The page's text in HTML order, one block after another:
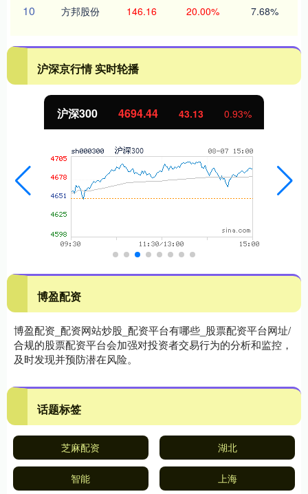
10 方邦股份 146.16 20.00% 7.68%
沪深京行情 实时轮播
4694.44 43.13 0.93%
博盈配资
博盈配资_配资网站炒股_配资平台有哪些_股票配资平台网址/
合规的股票配资平台会加强对投资者交易行为的分析和监控，
及时发现并预防潜在风险。
话题标签
芝麻配资 湖北
智能 上海